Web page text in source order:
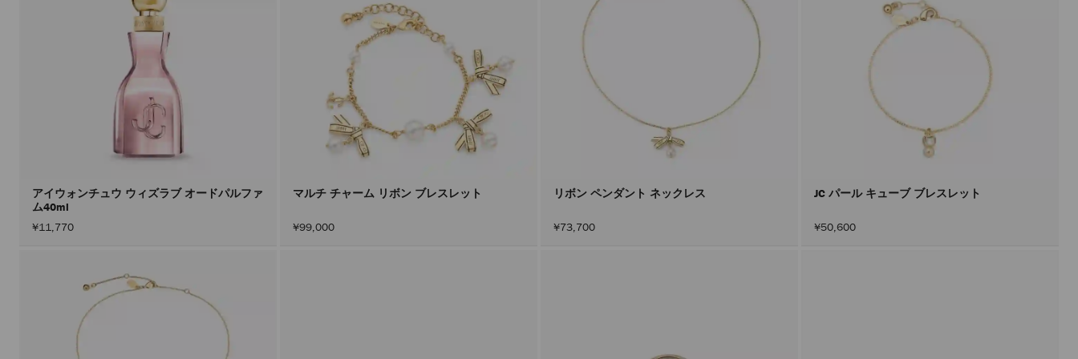
アイウォンチュウ ウィズラブ オードパルファ
ム40ml
¥11,770
マルチ チャーム リボン ブレスレット
¥99,000
リボン ペンダント ネックレス
¥73,700
JC パール キューブ ブレスレット
¥50,600